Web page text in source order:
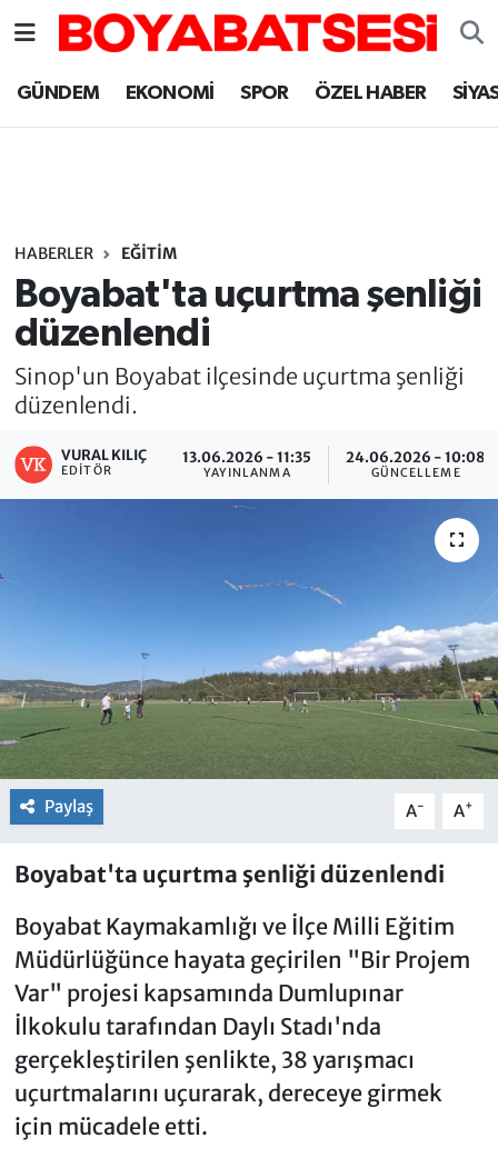
GÜNDEM EKONOMİ SPOR ÖZEL HABER
HABERLER EĞİTİM
Boyabat'ta uçurtma şenliği
düzenlendi
Sinop'un Boyabat ilçesinde uçurtma şenliği
düzenlendi.
VURAL KILIÇ
EDITÖR
13.06.2026 - 11:35
YAYINLANMA
24.06.2026 - 10:08
GÜNCELLEME
Paylaş A- A+
Boyabat'ta uçurtma şenliği düzenlendi
Boyabat Kaymakamlığı ve İlçe Milli Eğitim
Müdürlüğünce hayata geçirilen "Bir Projem
Var" projesi kapsamında Dumlupınar
İlkokulu tarafından Daylı Stadı'nda
gerçekleştirilen şenlikte, 38 yarışmacı
uçurtmalarını uçurarak, dereceye girmek
için mücadele etti.
Sinop Nöbetçi Eczaneler
Sinop Trafik Yoğunluk Haritası
Süper Lig Puan Durumu ve Fikstür
Tüm Manşetler
Haber Arşivi